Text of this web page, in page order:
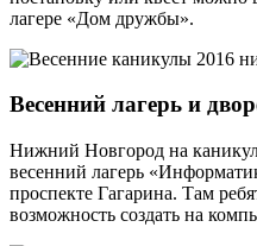
лагере «Дом дружбы».
Весенний лагерь и
Нижний Новгород на
весенний лагерь
проспекте Гагарина. Там
возможность создать на